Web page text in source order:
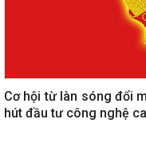
Cơ hội từ làn sóng đổi
hút đầu tư công nghệ